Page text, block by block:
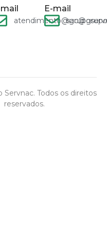
E-mail
Servnac. Todos os direitos
reservados.